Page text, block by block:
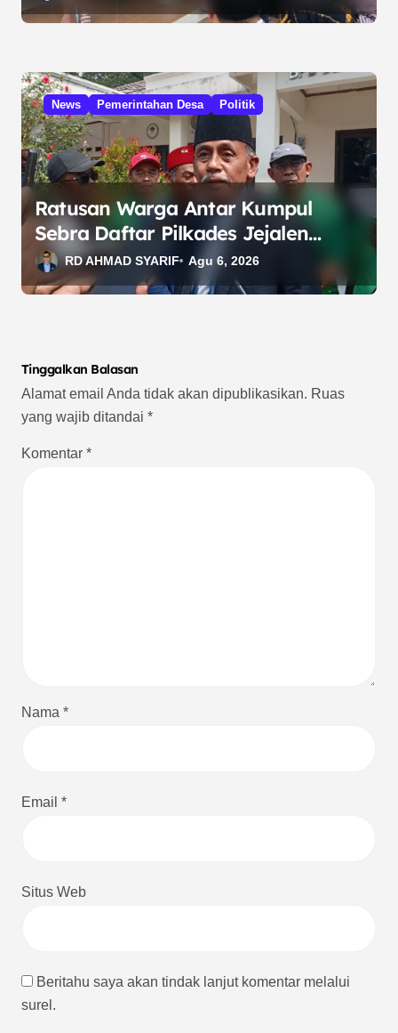
News Pemerintahan Desa Politik
Ratusan Warga Antar Kumpul
Sebra Daftar Pilkades Jejalen
Jaya, Serukan Pemilu Damai
RD AHMAD SYARIF Agu 6, 2026
Tinggalkan Balasan
Alamat email Anda tidak akan dipublikasikan. Ruas
yang wajib ditandai *
Komentar *
Nama *
Email *
Situs Web
Beritahu saya akan tindak lanjut komentar melalui
surel.